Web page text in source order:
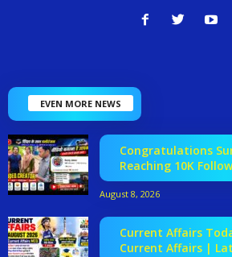
EVEN MORE NEWS
Congratulations
Reaching 10K
August 8, 2026
Current Affairs
Current Affairs |